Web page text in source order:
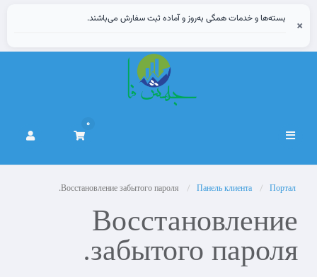
بسته‌ها و خدمات همگی به‌روز و آماده ثبت سفارش می‌باشند. ×
Переключить
0
Портал
Панель клиента
Восстановление
забытого пароля.